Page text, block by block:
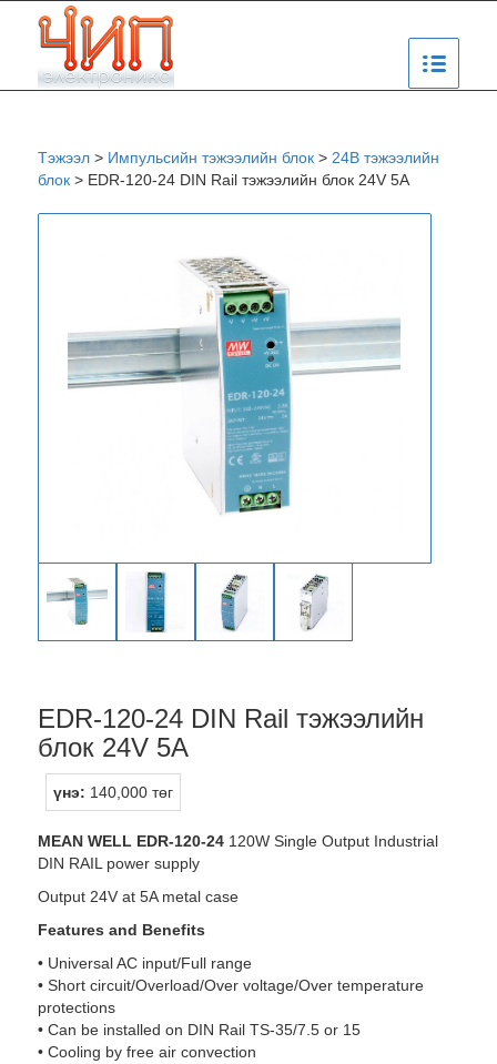
Тэжээл> Импульсийн тэжээлийн блок> 24В тэжээлийн
блок> EDR-120-24 DIN Rail тэжээлийн блок 24V 5A
EDR-120-24 DIN Rail тэжээлийн
блок 24V 5A
үнэ: 140,000 төг
MEAN WELL EDR-120-24 120W Single Output Industrial
DIN RAIL power supply
Output 24V at 5A metal case
Features and Benefits
• Universal AC input/Full range
• Short circuit/Overload/Over voltage/Over temperature
protections
• Can be installed on DIN Rail TS-35/7.5 or 15
• Cooling by free air convection